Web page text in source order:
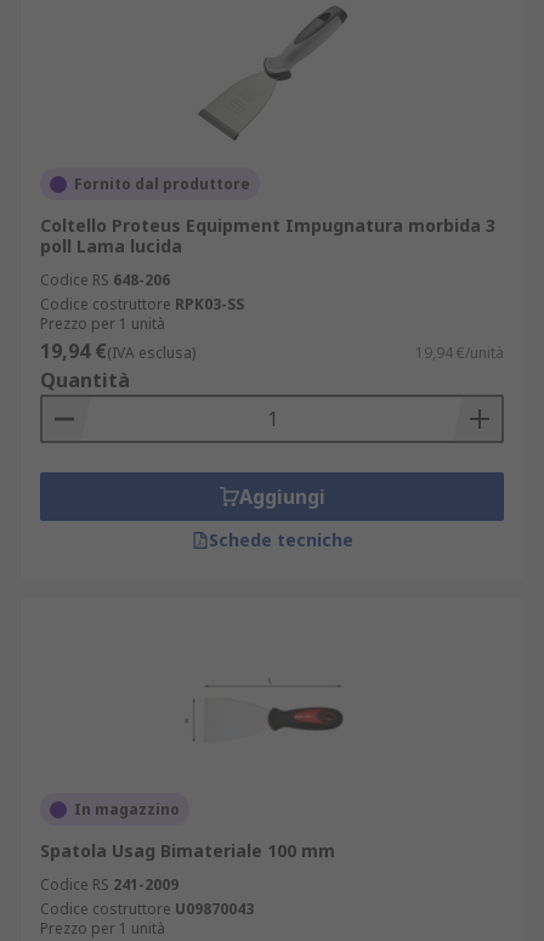
Fornito dal produttore
Coltello Proteus Equipment Impugnatura morbida 3
poll Lama lucida
Codice RS 648-206
Codice costruttore RPK03-SS
Prezzo per 1 unità
19,94 €(IVA esclusa) 19,94 €/unità
Quantità
Aggiungi
Schede tecniche
In magazzino
Spatola Usag Bimateriale 100 mm
Codice RS 241-2009
Codice costruttore U09870043
Prezzo per 1 unità